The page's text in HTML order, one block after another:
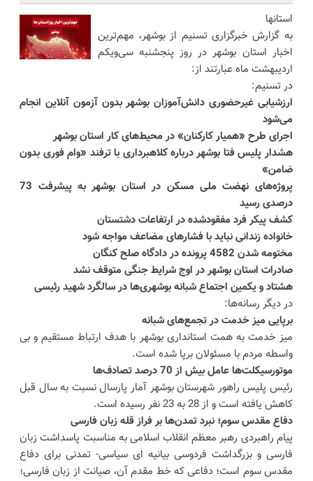
استانها
به گزارش خبرگزاری تسنیم از بوشهر، مهم‌ترین
اخبار استان بوشهر در روز پنجشنبه سی‌ویکم
اردیبهشت ماه عبارتند از:
در تسنیم:
ارزشیابی غیرحضوری دانش‌آموزان بوشهر بدون آزمون آنلاین انجام
می‌شود
اجرای طرح «همیار کارکنان» در محیط‌های کار استان بوشهر
هشدار پلیس فتا بوشهر درباره کلاهبرداری با ترفند «وام فوری بدون
ضامن»
پروژه‌های نهضت ملی مسکن در استان بوشهر به پیشرفت 73
درصدی رسید
کشف پیکر فرد مفقودشده در ارتفاعات دشتستان
خانواده زندانی نباید ‌با فشارهای مضاعف مواجه شود
مختومه شدن 4582 پرونده در دادگاه صلح کنگان
صادرات استان بوشهر در اوج شرایط جنگی متوقف نشد
هشتاد و یکمین اجتماع شبانه بوشهری‌ها در سالگرد شهید رئیسی
در دیگر رسانه‌ها:
برپایی میز خدمت در تجمع‌های شبانه
میز خدمت به همت استانداری بوشهر با هدف ارتباط مستقیم و بی
واسطه مردم با مسئولان برپا شده است.
موتورسیکلت‌ها عامل بیش از 70 درصد تصادف‌ها
رئیس پلیس راهور شهرستان بوشهر آمار پارسال نسبت به سال قبل
کاهش یافته است و از 28 به 23 نفر رسیده است.
دفاع مقدس سوم؛ نبرد تمدن‌ها بر فراز قله زبان فارسی
پیام راهبردی رهبر معظم انقلاب اسلامی به مناسبت پاسداشت زبان
فارسی و بزرگداشت فردوسی بیانیه ای سیاسی- تمدنی برای دفاع
مقدس سوم است؛ دفاعی که خط مقدم آن، صیانت از زبان فارسی؛